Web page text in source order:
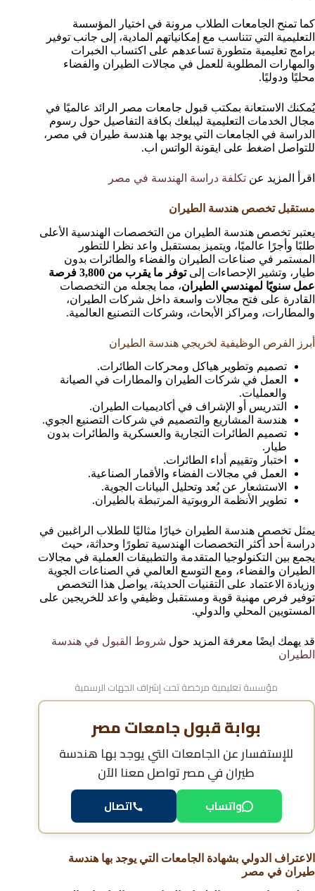
كما تمنح الجامعات الطلاب مرونة في اختيار المؤسسة
التعليمية التي تتناسب مع إمكانياتهم المادية، إلى جانب توفير
برامج تعليمية متطورة تساعدهم على اكتساب الخبرات
والمهارات المطلوبة للعمل في مجالات الطيران والفضاء
محليًا ودوليًا.
يُمكنك الاستعانة بمكتب قبول جامعات مصر الرائد عالميًا في
مجال الخدمات التعليمية ليبلغك بكافة التفاصيل حول رسوم
الدراسة في الجامعات التي يوجد بها هندسة طيران في مصر،
للتواصل اضغط على ايقونة الواتس اب.
اقرأ المزيد عن تكلفة دراسة الهندسة في مصر
مستقبل تخصص هندسة الطيران
يعتبر تخصص هندسة الطيران من التخصصات الهندسية الأعلى
طلبًا وأجرًا عالميًا، ويتميز بمستقبل واعد نظرا للتطور
المستمر في صناعات الطيران والفضاء والطائرات بدون
طيار، وتشير الإحصاءات إلى
توفر ما يقرب من 3,800 فرصة
عمل سنويًا لمهندسي الطيران، مما يجعله من التخصصات
القادرة على فتح مجالات واسعة داخل شركات الطيران،
والمطارات، ومراكز الأبحاث، وشركات التصنيع العالمية.
أبرز الفرص الوظيفية لخريجي هندسة الطيران
تصميم وتطوير هياكل ومحركات الطائرات.
العمل في شركات الطيران والمطارات في الصيانة
والعمليات.
التدريس أو الإشراف في أكاديميات الطيران.
هندسة المشاريع والتصميم في شركات التصنيع الجوي.
تصميم الطائرات التجارية والعسكرية والطائرات بدون
طيار.
اختبار وتقييم أداء الطائرات.
العمل في مجالات الفضاء والأقمار الصناعية.
الاستشعار عن بُعد وتحليل البيانات الجوية.
تطوير الأنظمة الروبوتية المرتبطة بالطيران.
يمثل تخصص هندسة الطيران خيارًا مثاليًا للطلاب الراغبين في
دراسة أحد أكثر التخصصات الهندسية تطورًا وحداثة، حيث
يجمع بين التكنولوجيا المتقدمة والتطبيقات العملية في مجالات
الطيران والفضاء، ومع التوسع العالمي في الصناعات الجوية
وزيادة الاعتماد على التقنيات الحديثة، يواصل هذا التخصص
توفير فرص مهنية قوية ومستقبل وظيفي واعد للخريجين على
المستويين المحلي والدولي.
قد يهمك ايضًا معرفة المزيد حول شروط القبول في هندسة
الطيران
مؤسسة تعليمية مرخصة تحت إشراف الجهات الرسمية
بوابة قبول جامعات مصر
للإستفسار عنالجامعات التي يوجد بها هندسة
طيران في مصرتواصل معنا الآن
واتساب اتصال
الاعتراف الدولي بشهادة الجامعات التي يوجد بها هندسة
طيران في مصر